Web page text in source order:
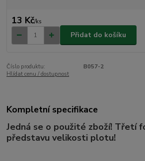
13 Kč/ks
Přidat do košíku
Číslo produktu:
B057-2
Hlídat cenu / dostupnost
Kompletní specifikace
Jedná se o použité zboží! Třetí
představu velikosti plotu!